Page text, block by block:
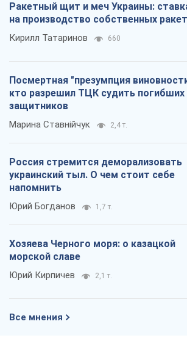
Ракетный щит и меч Украины:
на производство собственных ракет
Кирилл Татаринов 660
Посмертная "презумпция
кто разрешил ТЦК судить погибших
защитников
Марина Ставнійчук 2,4 т.
Россия стремится деморализовать
украинский тыл. О чем стоит себе
напомнить
Юрий Богданов 1,7 т.
Хозяева Черного моря: о казацкой
морской славе
Юрий Кирпичев 2,1 т.
Все мнения